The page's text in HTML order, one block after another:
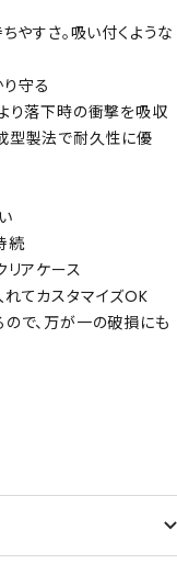
やすさ。吸い付くような
守る
り落下時の衝撃を吸収
型製法で耐久性に優
続
リアケース
てカスタマイズOK
で、万が一の破損にも